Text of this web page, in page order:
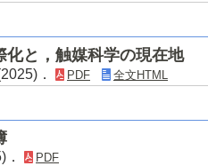
化と，触媒科学の現在地
． PDF 全文HTML
． PDF